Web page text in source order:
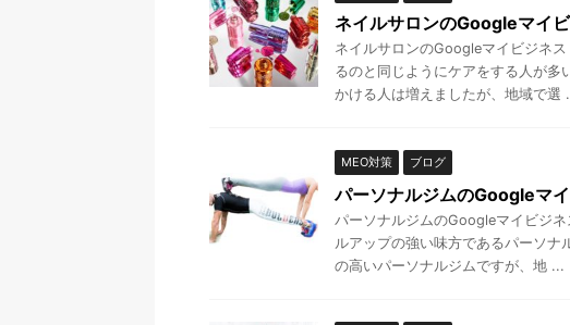
ネイルサロンのGoogleマイ
ネイルサロンのGoogleマイビジネ
るのと同じようにケアをする人が多
かける人は増えましたが、地域で選
MEO対策 ブログ
パーソナルジムのGoogleマ
パーソナルジムのGoogleマイビジ
ルアップの強い味方であるパーソナ
の高いパーソナルジムですが、地 ...